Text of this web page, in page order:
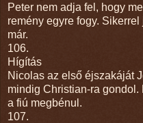
Peter nem adja fel, hogy
remény egyre fogy.
már.
106.
Hígítás
Nicolas az első éjszakáját
mindig Christian-ra
a fiú megbénul.
107.